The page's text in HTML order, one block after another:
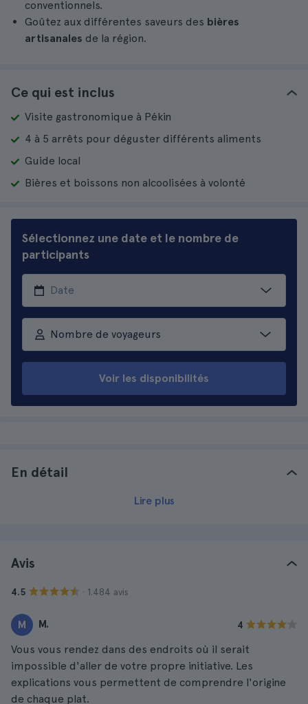
conventionnels.
Goûtez aux différentes saveurs des bières
artisanales de la région.
Ce qui est inclus
Visite gastronomique à Pékin
4 à 5 arrêts pour déguster différents aliments
Guide local
Bières et boissons non alcoolisées à volonté
Sélectionnez une date et le nombre de
participants
Nombre de voyageurs
Voir les disponibilités
En détail
Lire plus
Avis
4.5 · 1.484 avis
M M. 4
Vous vous rendez dans des endroits où il serait
impossible d'aller de votre propre initiative. Les
explications vous permettent de comprendre l'origine
de chaque plat.